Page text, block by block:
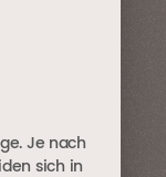
Je nach
sich in